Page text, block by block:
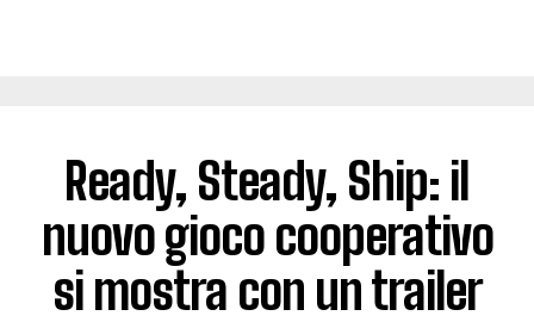
Ready, Steady, Ship: il
nuovo gioco cooperativo
si mostra con un trailer